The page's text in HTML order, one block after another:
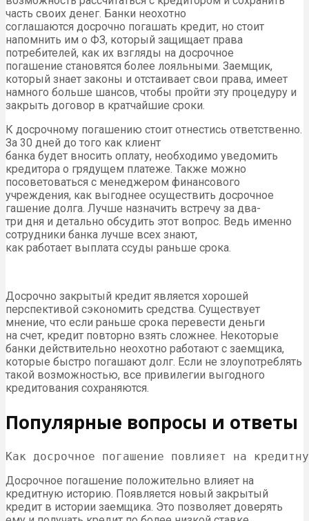
часть своих денег. Банки неохотно
соглашаются досрочно погашать кредит, но стоит
напомнить им о ФЗ, который защищает права
потребителей, как их взгляды на досрочное
погашение становятся более лояльными. Заемщик,
который знает законы и отстаивает свои права, имеет
намного больше шансов, чтобы пройти эту процедуру и
закрыть договор в кратчайшие сроки.
К досрочному погашению стоит отнестись ответственно.
За 30 дней до того как клиент
банка будет вносить оплату, необходимо уведомить
кредитора о грядущем платеже. Также можно
посоветоваться с менеджером финансового
учреждения, как выгоднее осуществить досрочное
гашение долга. Лучше назначить встречу за два-
три дня и детально обсудить этот вопрос. Ведь именно
сотрудники банка лучше всех знают,
как работает выплата ссуды раньше срока.
Досрочно закрытый кредит является хорошей
перспективой сэкономить средства. Существует
мнение, что если раньше срока перевести деньги
на счет, кредит повторно взять сложнее. Некоторые
банки действительно неохотно работают с заемщика,
которые быстро погашают долг. Если не злоупотреблять
такой возможностью, все привилегии выгодного
кредитования сохраняются.
Популярные вопросы и ответы
Как досрочное погашение повлияет на
Досрочное погашение положительно влияет на
кредитную историю. Появляется новый закрытый
кредит в истории заемщика. Это позволяет доверять